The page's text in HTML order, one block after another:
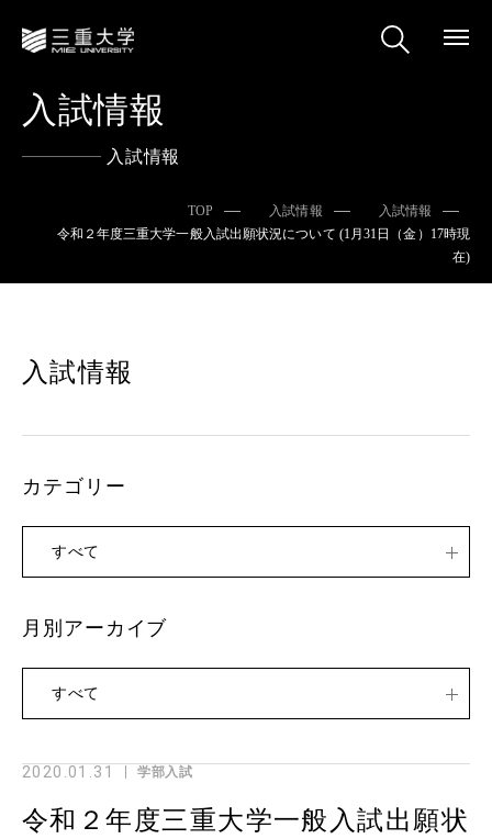
入試情報
入試情報
TOP 入試情報
入試情報
令和２年度三重大学一般入試出願状況について (1月31日（金）17時現
在)
2020.01.31 学部入試
令和２年度三重大学一般入試出願状
入試情報
カテゴリー
すべて
月別アーカイブ
すべて